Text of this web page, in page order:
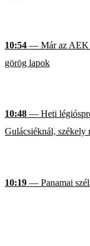
10:54 — Már az AEK
görög lapok
10:48 — Heti
Gulácsiéknál, székely
10:19 — Panamai